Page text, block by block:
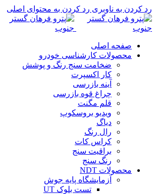
رد کردن به ناوبری رد کردن به محتوای اصلی
صفحه اصلی
محصولات کارشناسی خودرو
ضخامت سنج رنگ و پوشش
کار اکسپرت
آینه بازرسی
چراغ قوه بازرسی
قلم مگنت
ویدیو بروسکوپ
دیاگ
رال رنگ
کراس کات
براقیت سنج
رنگ سنج
محصولات NDT
آزمایشگاه پایه جوش
تست بلوک UT